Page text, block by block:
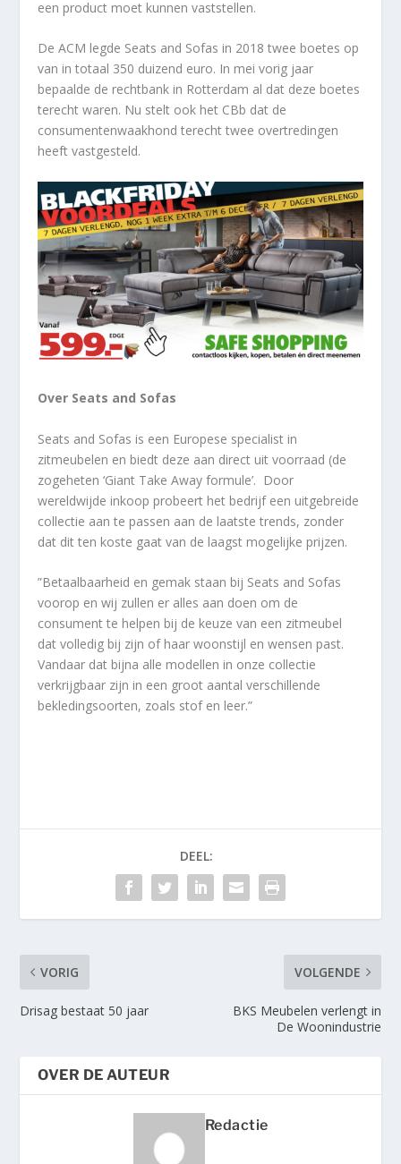
een product moet kunnen vaststellen.
De ACM legde Seats and Sofas in 2018 twee boetes op
van in totaal 350 duizend euro. In mei vorig jaar
bepaalde de rechtbank in Rotterdam al dat deze boetes
terecht waren. Nu stelt ook het CBb dat de
consumentenwaakhond terecht twee overtredingen
heeft vastgesteld.
Over Seats and Sofas
Seats and Sofas is een Europese specialist in
zitmeubelen en biedt deze aan direct uit voorraad (de
zogeheten ‘Giant Take Away formule’. Door
wereldwijde inkoop probeert het bedrijf een uitgebreide
collectie aan te passen aan de laatste trends, zonder
dat dit ten koste gaat van de laagst mogelijke prijzen.
”Betaalbaarheid en gemak staan bij Seats and Sofas
voorop en wij zullen er alles aan doen om de
consument te helpen bij de keuze van een zitmeubel
dat volledig bij zijn of haar woonstijl en wensen past.
Vandaar dat bijna alle modellen in onze collectie
verkrijgbaar zijn in een groot aantal verschillende
bekledingsoorten, zoals stof en leer.”
DEEL:
VORIG
Drisag bestaat 50 jaar
VOLGENDE
BKS Meubelen verlengt in
De Woonindustrie
OVER DE AUTEUR
Redactie